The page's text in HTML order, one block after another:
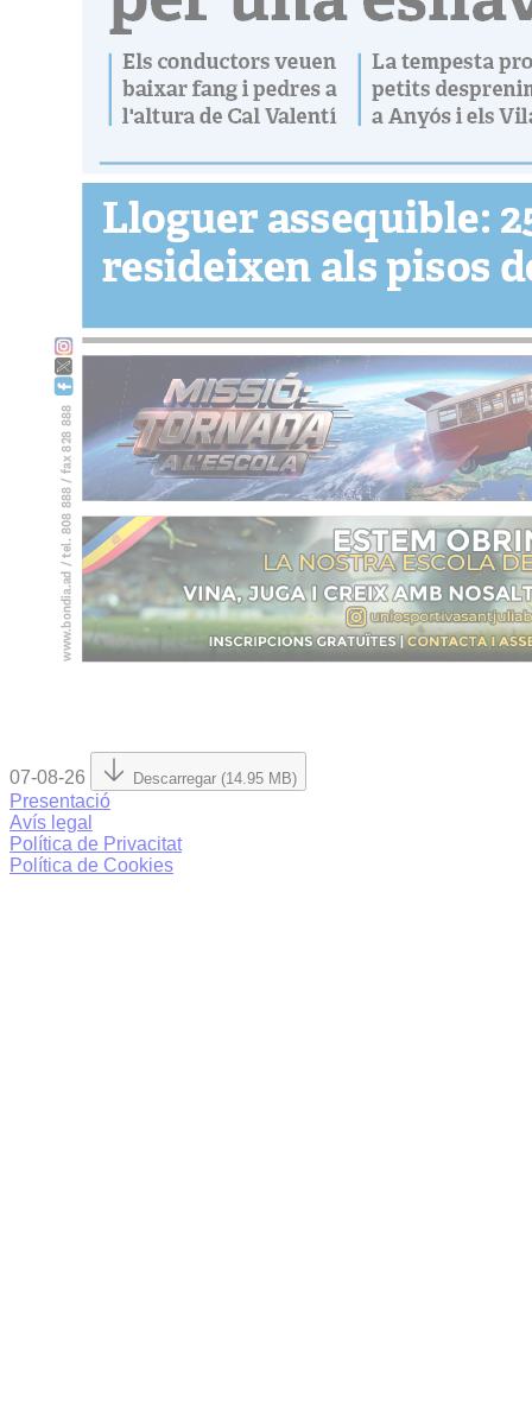
07-08-26 Descarregar (14.95 MB)
Presentació
Avís legal
Política de Privacitat
Política de Cookies